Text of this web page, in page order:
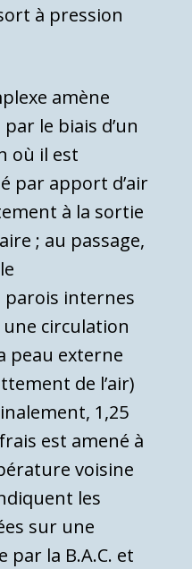
à pres­sion
amène
le biais d’un
où il est
par apport d’air
à la sortie
; au passage,
internes
une circulation
peau externe
de l’air)
1,25
est amené à
voisine
les
sur une
la B.A.C. et